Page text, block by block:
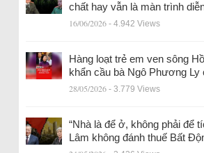
chất hay vẫn là màn trình
16/06/2026 - 4.942 Views
Hàng loạt trẻ em ven sông
khẩn cầu bà Ngô Phương Ly
28/05/2026 - 3.779 Views
“Nhà là để ở, không phải để
Lâm không đánh thuế Bất